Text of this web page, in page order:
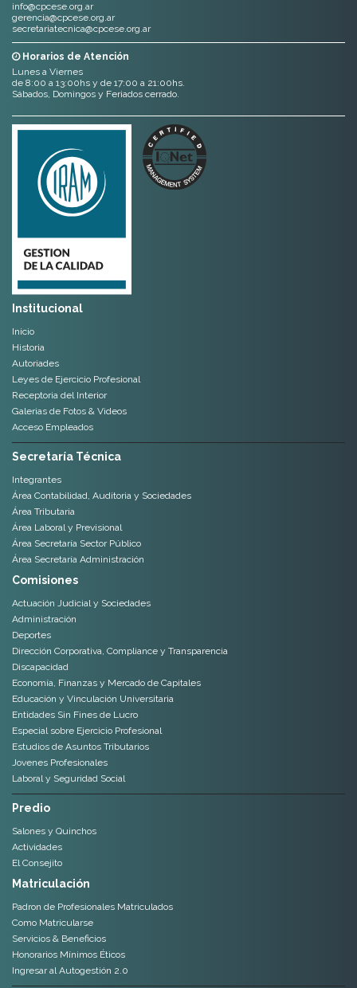
Lunes a Viernes
de 8:00 a 13:00hs y de 17:00 a 21:00hs.
Sábados, Domingos y Feriados cerrado.
Inicio
Historia
Autoriades
Leyes de Ejercicio Profesional
Receptoria del Interior
Galerias de Fotos & Videos
Acceso Empleados
Secretaría Técnica
Integrantes
Área Contabilidad, Auditoria y Sociedades
Área Tributaria
Área Laboral y Previsional
Área Secretaría Sector Público
Área Secretaría Administración
Comisiones
Actuación Judicial y Sociedades
Administración
Dirección Corporativa, Compliance y Transparencia
Discapacidad
Economía, Finanzas y Mercado de Capitales
Educación y Vinculación Universitaria
Entidades Sin Fines de Lucro
Especial sobre Ejercicio Profesional
Estudios de Asuntos Tributarios
Jovenes Profesionales
Laboral y Seguridad Social
Predio
Salones y Quinchos
Actividades
El Consejito
Padron de Profesionales Matriculados
Como Matricularse
Honorarios Mínimos Éticos
Ingresar al Autogestión 2.0
Servicios & Beneficios
Fondo Solidario
SEM